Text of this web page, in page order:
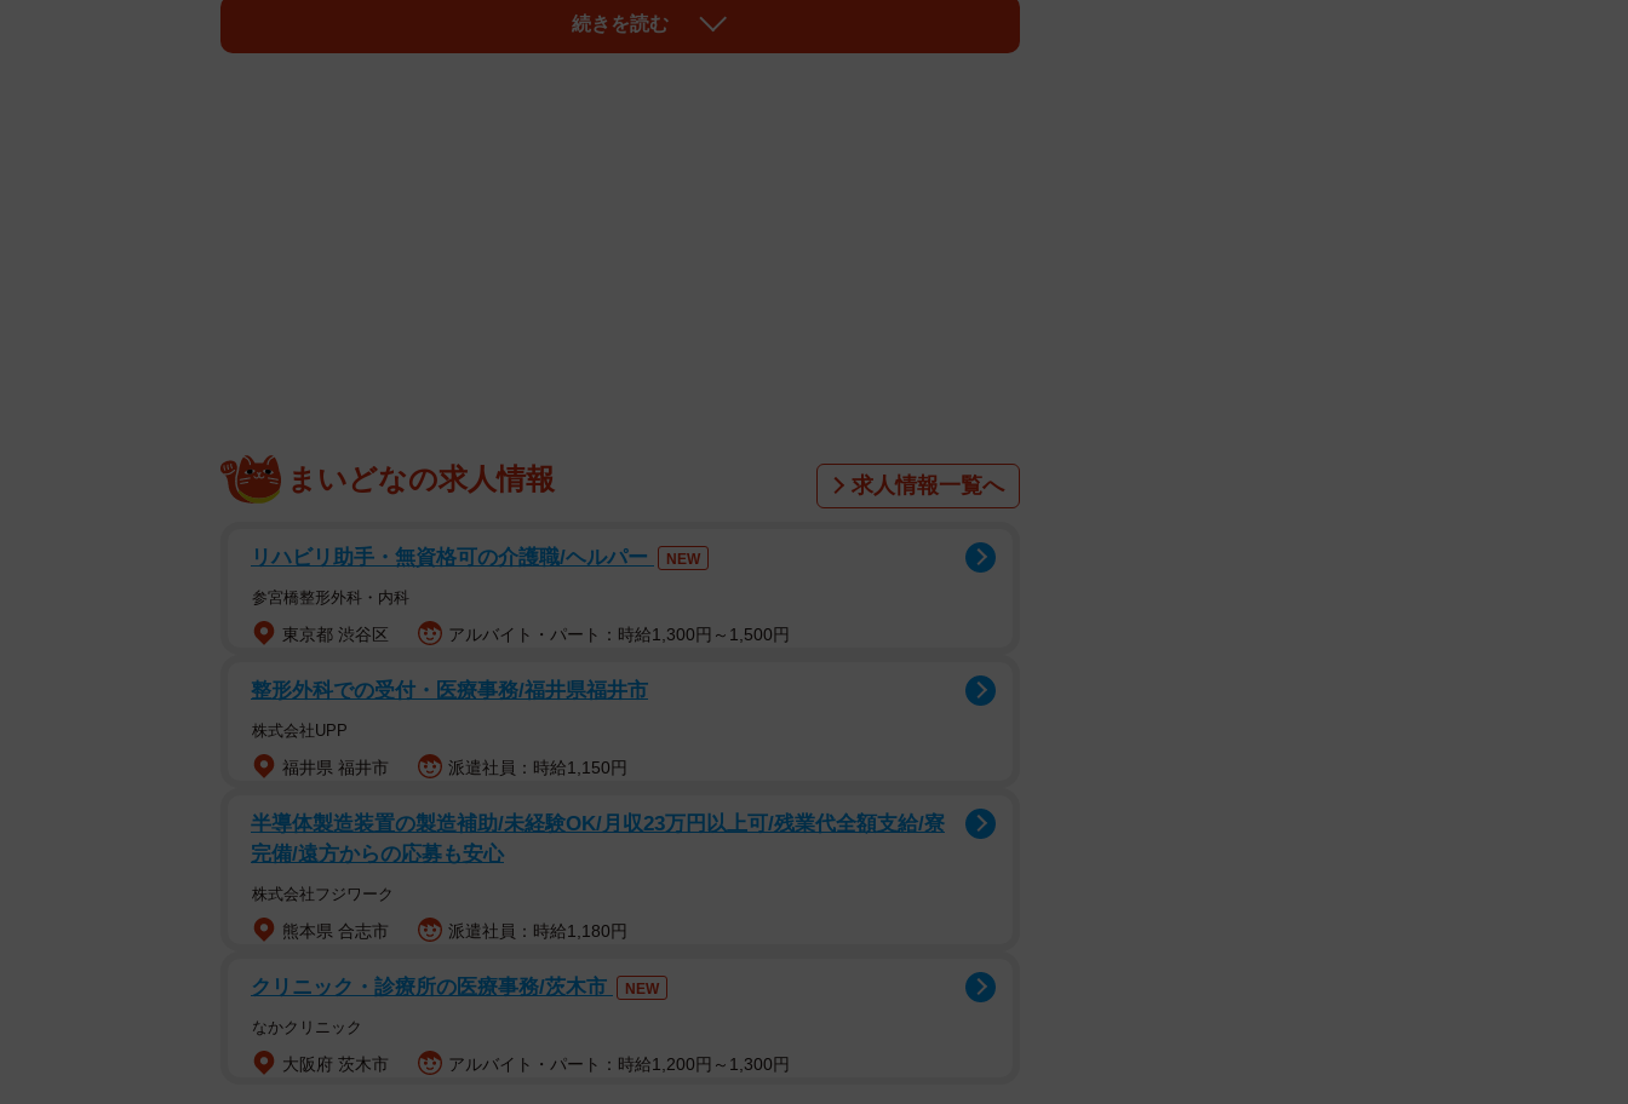
サイドの髪を刈り上げる位置を調整し薄い部分が目立たないようにしたり、頭頂部の薄毛で
あればつむじの流れに逆らってセットすることでボリュームを出したり…プロならではの知
7700円から。
あえて大手予約サイトは使わず集客
の多くが薄毛に関する知識を持っていない」という気付きから、2店舗目として薄毛専門の
美容室を立ち上げることを思いついたという。
用が高く、掲載しても価格などの表面的な情報で選ばれてしまうため、独自のコンセプトを
十分に打ち出すことができないと感じていたからだ。
代わりに、YouTubeでの情報発信に注力。了解を得られた利用客に登場してもらい、カウン
ゲてもできる！お洒落ヘアスタイル研究所！」の動画の総再生回数は130万回を突破し、
「カットとスタイリングだけでここまで変わるとは」などさまざまな反響があったという。
続きを読む
まいどなの求人情報 求人情報一覧へ
リハビリ助手・無資格可の介護職/ヘルパー NEW
参宮橋整形外科・内科
東京都 渋谷区 アルバイト・パート：時給1,300円～1,500円
整形外科での受付・医療事務/福井県福井市
株式会社UPP
福井県 福井市 派遣社員：時給1,150円
半導体製造装置の製造補助/未経験OK/月収23万円以上可/残業代全額支給/寮
完備/遠方からの応募も安心
株式会社フジワーク
熊本県 合志市 派遣社員：時給1,180円
クリニック・診療所の医療事務/茨木市 NEW
なかクリニック
大阪府 茨木市 アルバイト・パート：時給1,200円～1,300円